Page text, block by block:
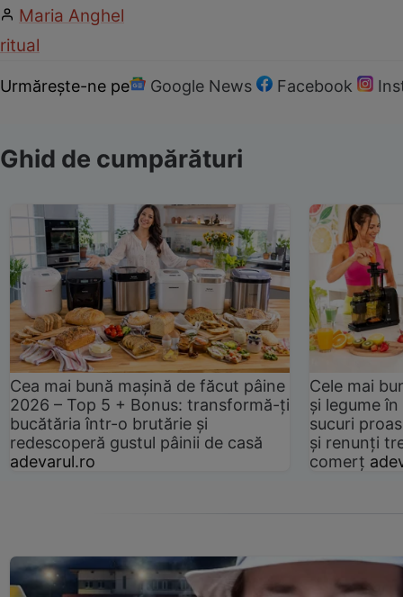
Maria Anghel
ritual
Urmărește-ne pe Google News Facebook
Ghid de cumpărături
Cea mai bună mașină de făcut pâine
2026 – Top 5 + Bonus: transformă-ți
bucătăria într-o brutărie și
redescoperă gustul pâinii de casă
adevarul.ro
Cele mai
și legume
sucuri
și renunți
comerț